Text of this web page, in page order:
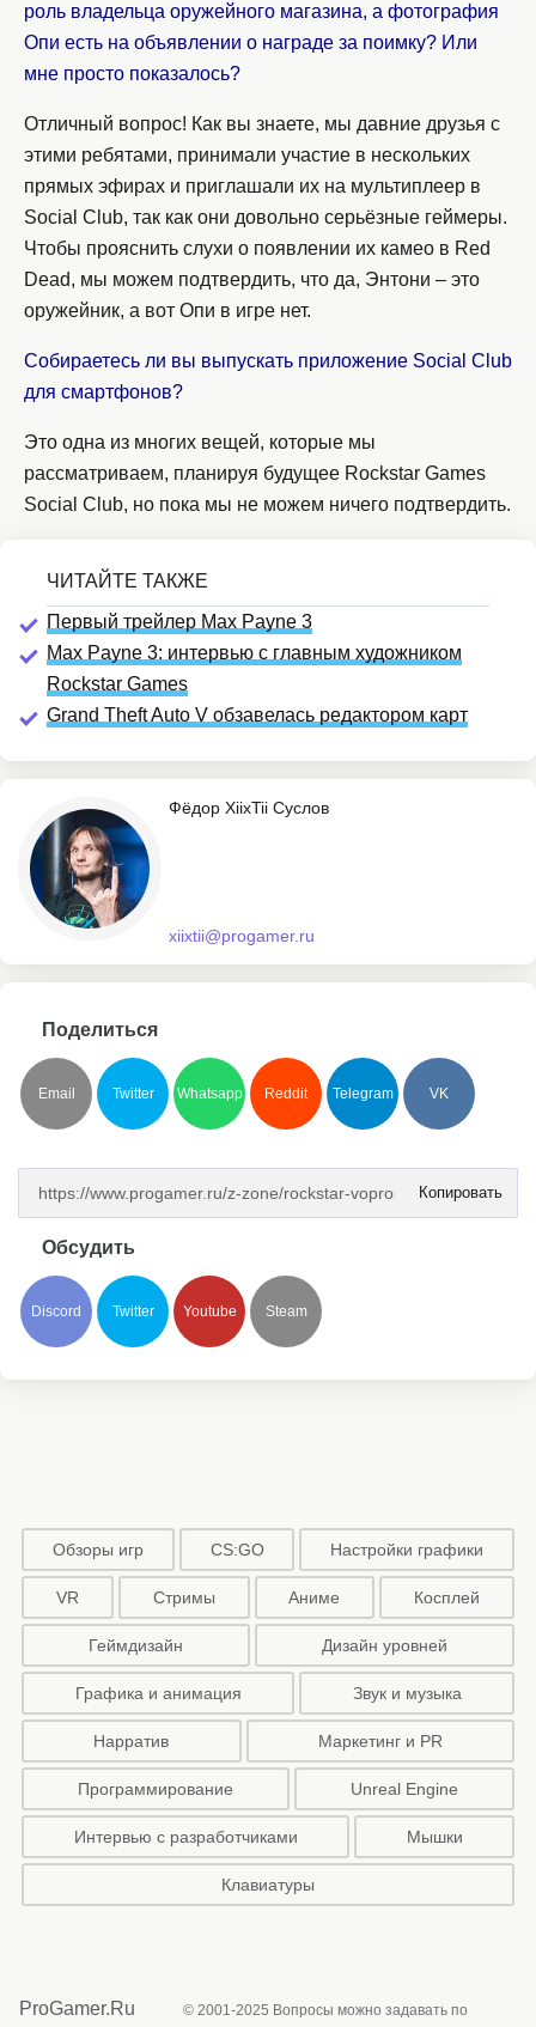
роль владельца оружейного магазина, а фотография
Опи есть на объявлении о награде за поимку? Или
мне просто показалось?
Отличный вопрос! Как вы знаете, мы давние друзья с
этими ребятами, принимали участие в нескольких
прямых эфирах и приглашали их на мультиплеер в
Social Club, так как они довольно серьёзные геймеры.
Чтобы прояснить слухи о появлении их камео в Red
Dead, мы можем подтвердить, что да, Энтони – это
оружейник, а вот Опи в игре нет.
Собираетесь ли вы выпускать приложение Social Club
для смартфонов?
Это одна из многих вещей, которые мы
рассматриваем, планируя будущее Rockstar Games
Social Club, но пока мы не можем ничего подтвердить.
Первый трейлер Max Payne 3
Max Payne 3: интервью с главным художником
Rockstar Games
Grand Theft Auto V обзавелась редактором карт
Фёдор XiixTii Суслов
xiixtii@progamer.ru
Поделиться
Email Twitter Whatsapp Reddit Telegram VK
Копировать
Обсудить
Discord Twitter Youtube Steam
Обзоры игр CS:GO Настройки графики
VR Стримы Аниме Косплей
Геймдизайн Дизайн уровней
Графика и анимация Звук и музыка
Нарратив Маркетинг и PR
Программирование Unreal Engine
Интервью с разработчиками Мышки
Клавиатуры
ProGamer.Ru
© 2001-2025 Вопросы можно задавать по